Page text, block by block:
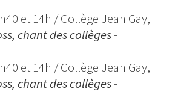
et 14h / Collège Jean Gay,
chant des collèges-
et 14h / Collège Jean Gay,
chant des collèges-